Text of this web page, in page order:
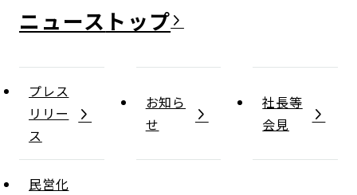
ニュース
プレス
リリー
ス
お知ら
せ
社長等
会見
民営化